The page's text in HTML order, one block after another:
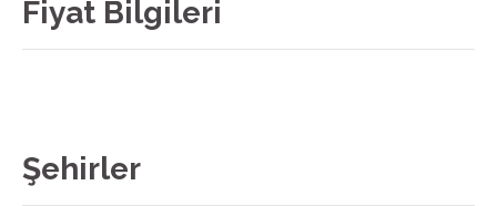
Fiyat Bilgileri
Şehirler